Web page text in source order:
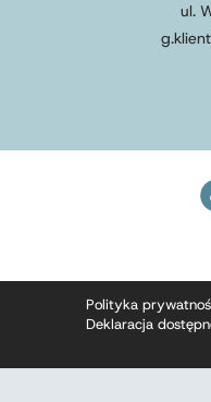
ul.
g.klient
Polityka
Deklaracja